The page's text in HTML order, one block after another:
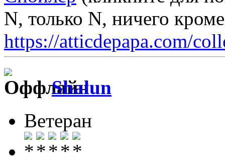
N, только N, ничего
https://atticdepapa.com/
Shalun
Ветеран